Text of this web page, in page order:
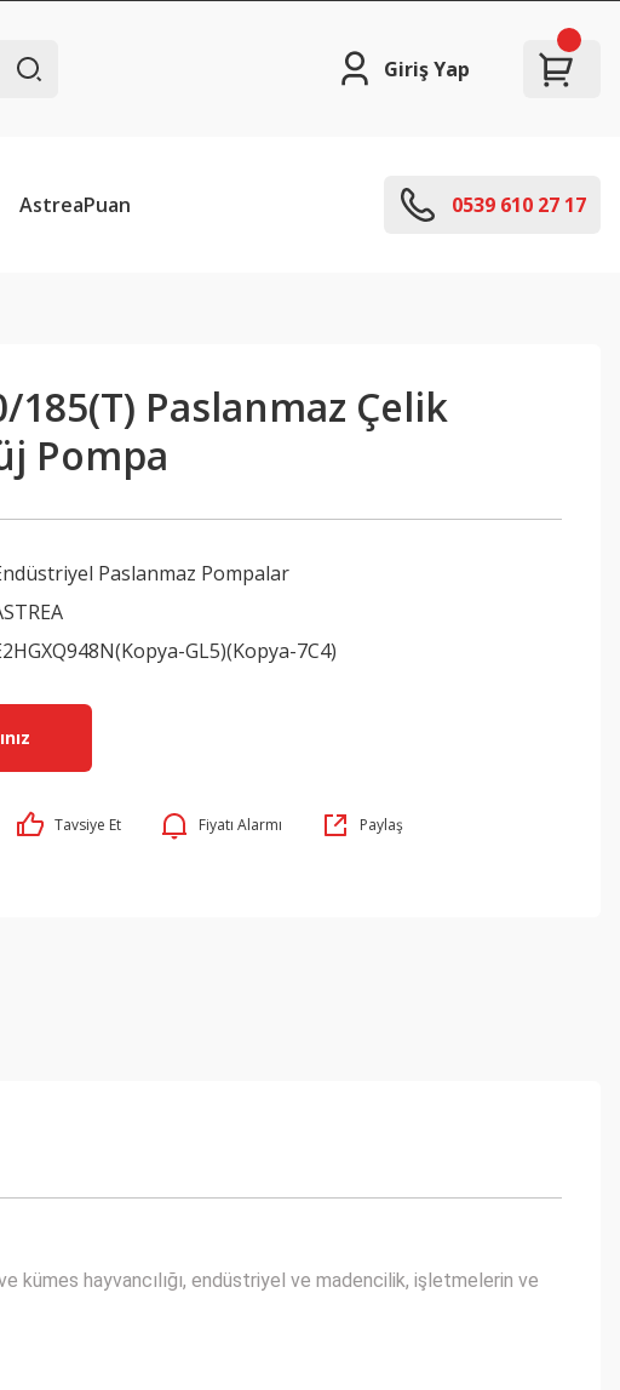
Giriş Yap
AstreaPuan 0539 610 27 17
185(T) Paslanmaz Çelik
Pompa
Paslanmaz Pompalar
GL5)(Kopya-7C4)
Tavsiye Et Fiyatı Alarmı Paylaş
kümes hayvancılığı, endüstriyel ve madencilik, işletmelerin ve